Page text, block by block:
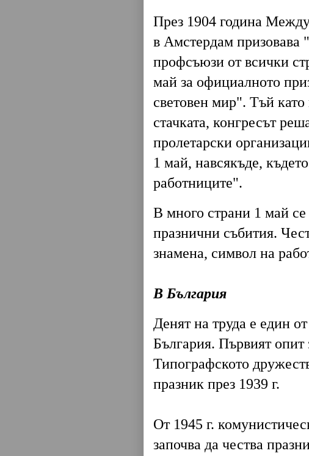
През 1904 година
в Амстердам призовава
профсъюзи от всички
май за официалното
световен мир". Тъй
стачката, конгресът
пролетарски
1 май, навсякъде,
работниците".
В много страни 1 май се
празнични събития.
знамена, символ на
В България
Денят на труда е един
България. Първият опит
Типографското
празник през 1939 г.
От 1945 г.
започва да чества